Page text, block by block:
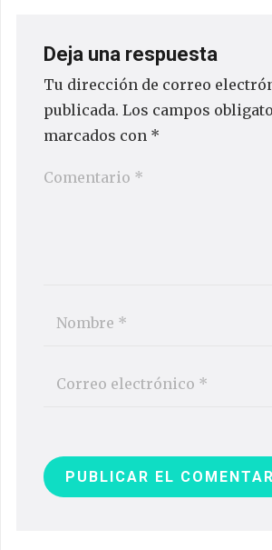
Deja una respuesta
Tu dirección de correo
publicada. Los campos
marcados con *
PUBLICAR EL